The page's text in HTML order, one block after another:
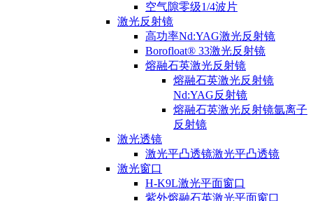
空气隙零级1/4波片
激光反射镜
高功率Nd:YAG激光反射镜
Borofloat® 33激光反射镜
熔融石英激光反射镜
熔融石英激光反射镜
Nd:YAG反射镜
熔融石英激光反射镜氩离子
反射镜
激光透镜
激光平凸透镜激光平凸透镜
激光窗口
H-K9L激光平面窗口
紫外熔融石英激光平面窗口